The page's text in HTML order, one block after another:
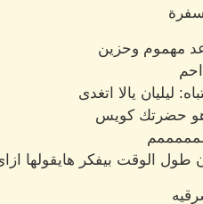
مهموم وحزين
احم
ليليان يالا اتغدى
حضرتك كويس
طول الوقت بيفكر هايقولها